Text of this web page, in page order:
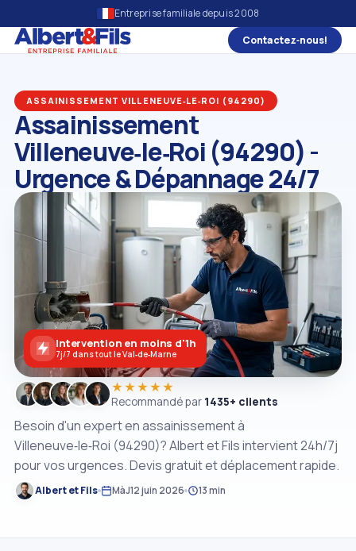
Entreprise familiale depuis 2008
Contactez‑nous!
ASSAINISSEMENT VILLENEUVE‑LE‑ROI (94290)
Assainissement
Villeneuve‑le‑Roi (94290) -
Urgence & Dépannage 24/7
Besoin d'un expert en assainissement à
Villeneuve‑le‑Roi (94290)? Albert et Fils intervient 24h/7j
pour vos urgences. Devis gratuit et déplacement rapide.
Albert et Fils MàJ12 juin 2026 13 min
★★★★★
Recommandé par 1435+ clients
Intervention en moins d'1h
7j/7 dans tout le Val‑de‑Marne